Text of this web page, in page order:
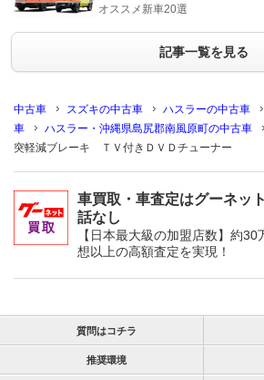
オススメ新車20選
記事一覧を見る
中古車 スズキの中古車 ハスラーの中古車
車
ハスラー・沖縄県島尻郡南風原町の中古車
突軽減ブレーキ ＴＶ付きＤＶＤチューナー
車買取・車査定はグーネッ
話なし
【日本最大級の加盟店数】約
想以上の高額査定を実現！
質問はコチラ
推奨環境